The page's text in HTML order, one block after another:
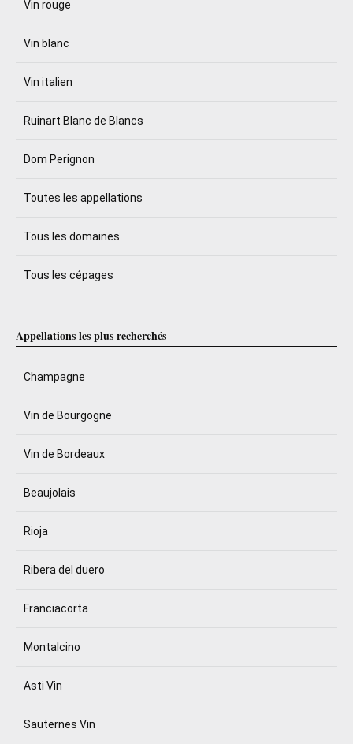
Vin rouge
Vin blanc
Vin italien
Ruinart Blanc de Blancs
Dom Perignon
Toutes les appellations
Tous les domaines
Tous les cépages
Appellations les plus recherchés
Champagne
Vin de Bourgogne
Vin de Bordeaux
Beaujolais
Rioja
Ribera del duero
Franciacorta
Montalcino
Asti Vin
Sauternes Vin